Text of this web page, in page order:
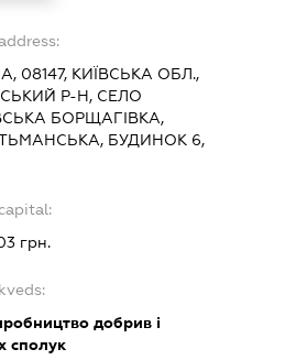
08147, КИЇВСЬКА ОБЛ.,
Р-Н, СЕЛО
БОРЩАГІВКА,
БУДИНОК 6,
грн.
добрив і
сполук